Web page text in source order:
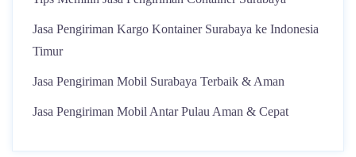
Jasa Pengiriman Kargo Kontainer Surabaya ke Indonesia
Timur
Jasa Pengiriman Mobil Surabaya Terbaik & Aman
Jasa Pengiriman Mobil Antar Pulau Aman & Cepat